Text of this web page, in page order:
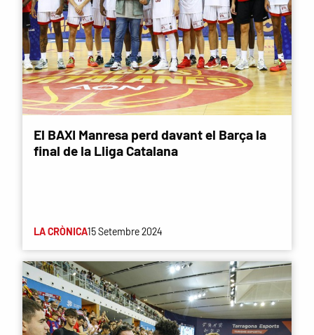
El BAXI Manresa perd davant el Barça la
final de la Lliga Catalana
LA CRÒNICA15 Setembre 2024